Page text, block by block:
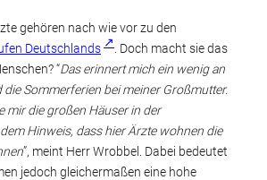
gehören nach wie vor zu den
Deutschlands
. Doch macht sie das
“Das erinnert mich ein wenig an
die Sommerferien bei meiner Großmutter.
mir die großen Häuser in der
Hinweis, dass hier Ärzte wohnen die
”, meint Herr Wrobbel. Dabei bedeutet
jedoch gleichermaßen eine hohe